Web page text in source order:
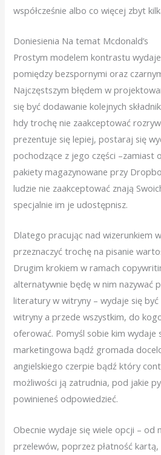
współcześnie albo co więcej zbyt
Doniesienia Na temat Mcdonald’s
Prostym modelem kontrastu
pomiędzy bezspornymi oraz
Najczęstszym błędem w
się być dodawanie kolejnych
hdy trochę nie zaakceptować
prezentuje się lepiej, postaraj się
pochodzące z jego części –zamiast
pakiety magazynowane przy
ludzie nie zaakceptować znają
specjalnie im je udostępnisz.
Dlatego pracując nad wizerunkiem
przeznaczyć trochę na pisanie
Drugim krokiem w ramach
alternatywnie będę w nim nazywać
literatury w witryny – wydaje się być
witryny a przede wszystkim, do
oferować. Pomyśl sobie kim wydaje
marketingowa bądź gromada
angielskiego czerpie bądź który
możliwości ją zatrudnia, pod jakie
powinieneś odpowiedzieć.
Obecnie wydaje się wiele opcji – od
przelewów, poprzez płatność kartą,